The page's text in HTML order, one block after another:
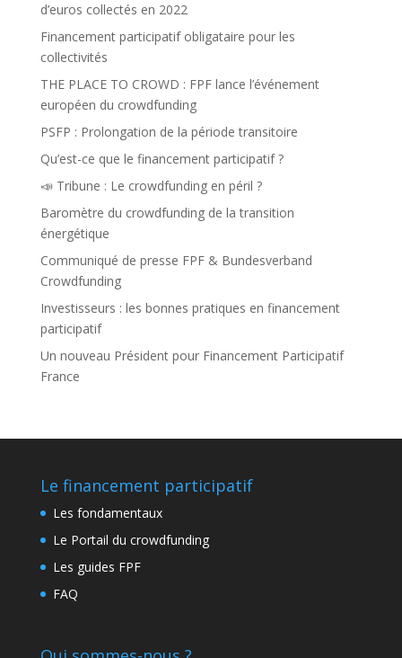
d’euros collectés en 2022
Financement participatif obligataire pour les
collectivités
THE PLACE TO CROWD : FPF lance l’événement
européen du crowdfunding
PSFP : Prolongation de la période transitoire
Qu’est-ce que le financement participatif ?
📣 Tribune : Le crowdfunding en péril ?
Baromètre du crowdfunding de la transition
énergétique
Communiqué de presse FPF & Bundesverband
Crowdfunding
Investisseurs : les bonnes pratiques en financement
participatif
Un nouveau Président pour Financement Participatif
France
Le financement participatif
Les fondamentaux
Le Portail du crowdfunding
Les guides FPF
FAQ